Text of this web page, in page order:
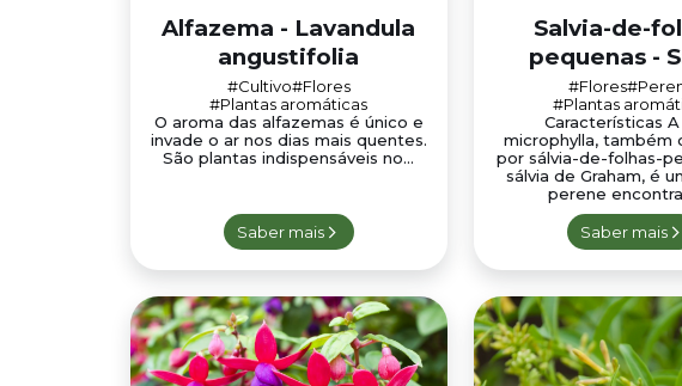
Alfazema - Lavandula
angustifolia
#Cultivo#Flores
#Plantas aromáticas
O aroma das alfazemas é único e
invade o ar nos dias mais quentes.
São plantas indispensáveis no...
Saber mais
Salvia-de-
pequenas -
#Flores
#Plantas
Características A
microphylla, também
por sálvia-de-folhas-
sálvia de Graham, é
perene
Saber mais